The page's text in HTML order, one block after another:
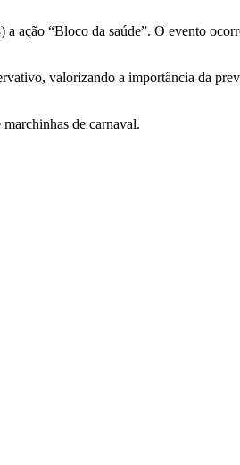
ação “Bloco da saúde”. O evento
valorizando a importância da
de carnaval.